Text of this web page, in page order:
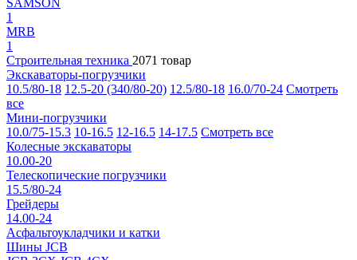
SAMSON
1
MRB
1
Строительная техника 2071 товар
Экскаваторы-погрузчики
10.5/80-18 12.5-20 (340/80-20) 12.5/80-18 16.0/70-24 Смотреть
все
Мини-погрузчики
10.0/75-15.3 10-16.5 12-16.5 14-17.5 Смотреть все
Колесные экскаваторы
10.00-20
Телескопические погрузчики
15.5/80-24
Грейдеры
14.00-24
Асфальтоукладчики и катки
Шины JCB